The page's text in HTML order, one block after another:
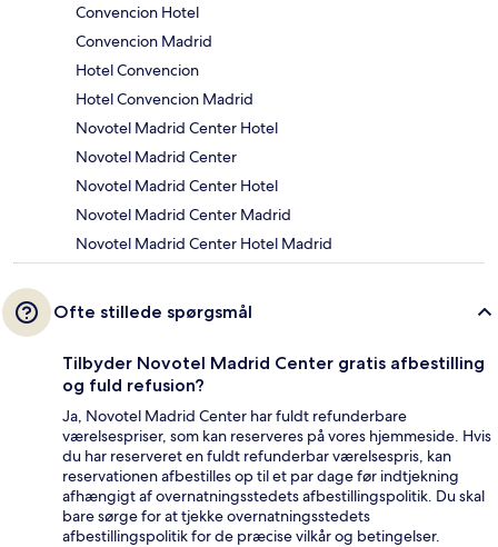
Convencion Hotel
Convencion Madrid
Hotel Convencion
Hotel Convencion Madrid
Novotel Madrid Center Hotel
Novotel Madrid Center
Novotel Madrid Center Hotel
Novotel Madrid Center Madrid
Novotel Madrid Center Hotel Madrid
Ofte stillede spørgsmål
Tilbyder Novotel Madrid Center gratis afbestilling
og fuld refusion?
Ja, Novotel Madrid Center har fuldt refunderbare
værelsespriser, som kan reserveres på vores hjemmeside. Hvis
du har reserveret en fuldt refunderbar værelsespris, kan
reservationen afbestilles op til et par dage før indtjekning
afhængigt af overnatningsstedets afbestillingspolitik. Du skal
bare sørge for at tjekke overnatningsstedets
afbestillingspolitik for de præcise vilkår og betingelser.